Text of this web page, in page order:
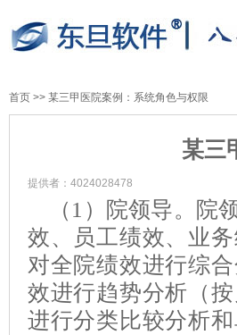
首页 >> 某三甲医院案例：系统角色与权限
某三
提供者：4024028478
（ 1 ）院领导。院
效、员工绩效、业
对全院绩效进行综
效进行趋势分析（
进行分类比较分析